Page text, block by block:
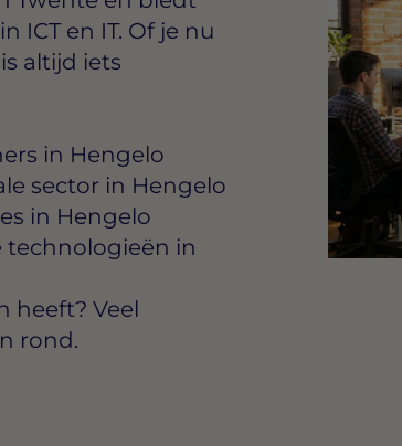
ICT en IT. Of je nu
altijd iets
in Hengelo
sector in Hengelo
in Hengelo
technologieën in
heeft? Veel
rond.